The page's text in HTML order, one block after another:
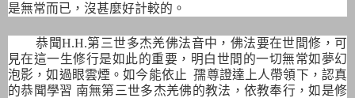
是無常而已，沒甚麼好計較的。
恭聞H.H.第三世多杰羌佛法音中，佛法要在世間修，可
見在這一生修行是如此的重要，明白世間的一切無常如夢幻
泡影，如過眼雲煙。如今能依止 孺尊證達上人帶領下，認真
的恭聞學習 南無第三世多杰羌佛的教法，依教奉行，如是修